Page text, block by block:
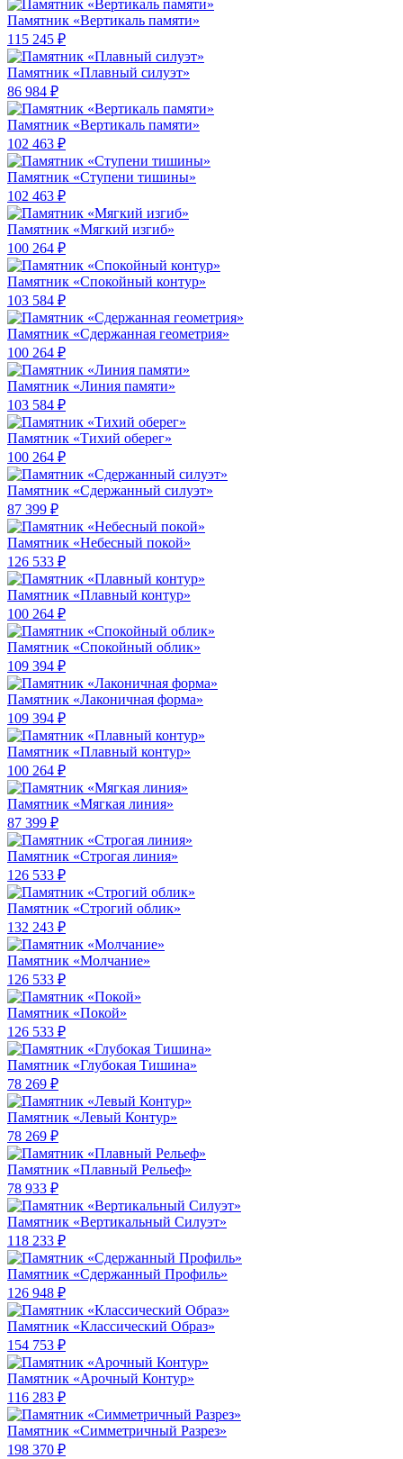
Памятник «Вертикаль памяти»
115 245 ₽
Памятник «Плавный силуэт»
86 984 ₽
Памятник «Вертикаль памяти»
102 463 ₽
Памятник «Ступени тишины»
102 463 ₽
Памятник «Мягкий изгиб»
100 264 ₽
Памятник «Спокойный контур»
103 584 ₽
Памятник «Сдержанная геометрия»
100 264 ₽
Памятник «Линия памяти»
103 584 ₽
Памятник «Тихий оберег»
100 264 ₽
Памятник «Сдержанный силуэт»
87 399 ₽
Памятник «Небесный покой»
126 533 ₽
Памятник «Плавный контур»
100 264 ₽
Памятник «Спокойный облик»
109 394 ₽
Памятник «Лаконичная форма»
109 394 ₽
Памятник «Плавный контур»
100 264 ₽
Памятник «Мягкая линия»
87 399 ₽
Памятник «Строгая линия»
126 533 ₽
Памятник «Строгий облик»
132 243 ₽
Памятник «Молчание»
126 533 ₽
Памятник «Покой»
126 533 ₽
Памятник «Глубокая Тишина»
78 269 ₽
Памятник «Левый Контур»
78 269 ₽
Памятник «Плавный Рельеф»
78 933 ₽
Памятник «Вертикальный Силуэт»
118 233 ₽
Памятник «Сдержанный Профиль»
126 948 ₽
Памятник «Классический Образ»
154 753 ₽
Памятник «Арочный Контур»
116 283 ₽
Памятник «Симметричный Разрез»
198 370 ₽